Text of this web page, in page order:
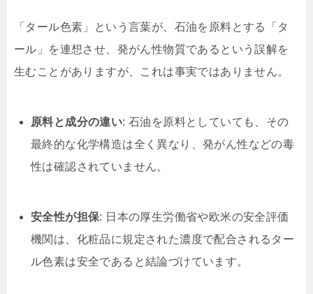
「タール色素」という言葉が、石油を原料とする「タ
ール」を連想させ、発がん性物質であるという誤解を
生むことがありますが、これは事実ではありません。
原料と成分の違い: 石油を原料としていても、その
最終的な化学構造は全く異なり、発がん性などの毒
性は確認されていません。
安全性が担保: 日本の厚生労働省や欧米の安全評価
機関は、化粧品に規定された濃度で配合されるター
ル色素は安全であると結論づけています。